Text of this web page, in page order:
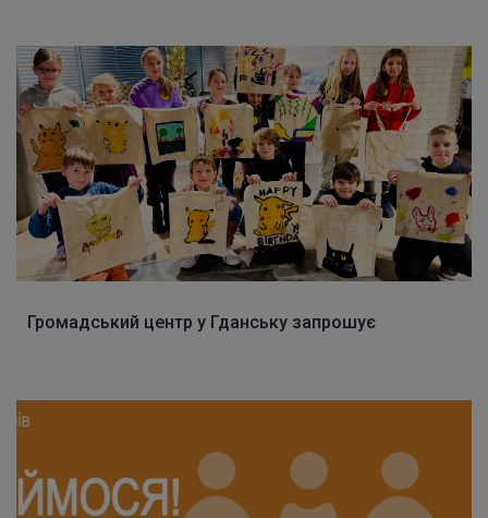
Громадський центр у Гданську запрошує